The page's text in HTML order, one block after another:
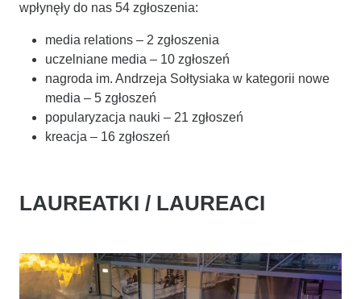
wpłynęły do nas 54 zgłoszenia:
media relations – 2 zgłoszenia
uczelniane media – 10 zgłoszeń
nagroda im. Andrzeja Sołtysiaka w kategorii nowe
media – 5 zgłoszeń
popularyzacja nauki – 21 zgłoszeń
kreacja – 16 zgłoszeń
LAUREATKI / LAUREACI